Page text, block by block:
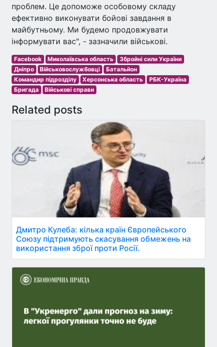
проблем. Це допоможе особовому складу
ефективно виконувати бойові завдання в
майбутньому. Ми будемо продовжувати
інформувати вас", - зазначили військові.
Facebook Миколаївська область
Збройні сили України
Дніпро
Військовослужбовці
Батальйон
Командир підрозділу
Херсонська область
РБК-Україна
Бригада
Військові справи
Related posts
Дмитро Кулеба: кілька країн Європейського
Союзу підтримують скасування обмежень на
використання зброї проти Росії.